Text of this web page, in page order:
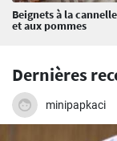
Beignets à la cannelle
et aux pommes
Dernières
minipapkaci